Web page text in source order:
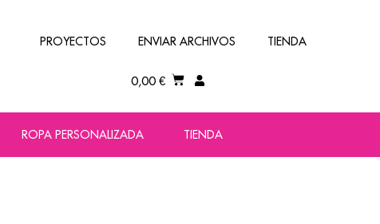
PROYECTOS ENVIAR ARCHIVOS TIENDA
0,00 €
ROPA PERSONALIZADA TIENDA